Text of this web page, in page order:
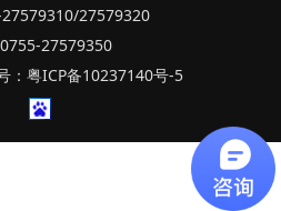
27579320
27579350
：粤ICP备10237140号-5